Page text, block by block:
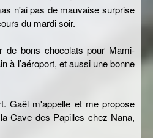
n'ai pas de mauvaise surprise
du mardi soir.
de bons chocolats pour Mami-
à l’aéroport, et aussi une bonne
Gaël m'appelle et me propose
Cave des Papilles chez Nana,